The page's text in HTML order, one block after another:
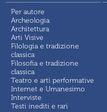
Per autore
Archeologia
Architettura
Arti Visive
Filologia e tradizione
classica
Filosofia e tradizione
classica
Teatro e arti performative
Internet e Umanesimo
Interviste
Testi inediti e rari